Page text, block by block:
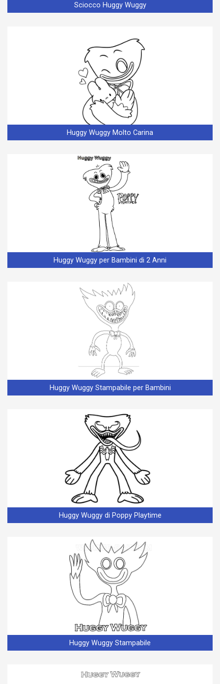
Sciocco Huggy Wuggy
Huggy Wuggy Molto Carina
Huggy Wuggy per Bambini di 2 Anni
Huggy Wuggy Stampabile per Bambini
Huggy Wuggy di Poppy Playtime
Huggy Wuggy Stampabile